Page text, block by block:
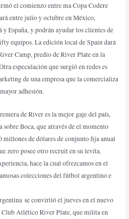
el comienzo entre ma Copa Codere
entre julio y octubre en México,
España, y podrán ayudar los clientes de
equipos. La edición local de Spain dará
Camp, predio de River Plate en la
especulación que surgió en redes es
de una empresa que la comercializa
adhesión.
de River es la mejor gaje del país,
sobre Boca, que através de el momento
millones de dólares de conjunto fija anual
zero posee otro recruit en su levita.
hace la cual ofrezcamos en el
colecciones del fútbol argentino e
se convirtió el jueves en el nuevo
Atlético River Plate, que milita en